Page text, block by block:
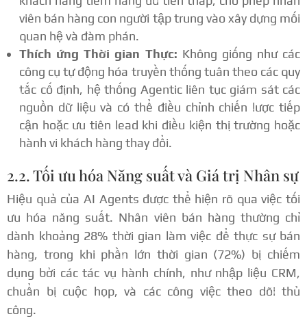
viên bán hàng con người tập trung vào xây dựng mối
quan hệ và đàm phán.
Thích ứng Thời gian Thực: Không giống như các
công cụ tự động hóa truyền thống tuân theo các quy
tắc cố định, hệ thống Agentic liên tục giám sát các
nguồn dữ liệu và có thể điều chỉnh chiến lược tiếp
cận hoặc ưu tiên lead khi điều kiện thị trường hoặc
hành vi khách hàng thay đổi.
2.2. Tối ưu hóa Năng suất và Giá trị Nhân sự
Hiệu quả của AI Agents được thể hiện rõ qua việc tối
ưu hóa năng suất. Nhân viên bán hàng thường chỉ
dành khoảng 28% thời gian làm việc để thực sự bán
hàng, trong khi phần lớn thời gian (72%) bị chiếm
dụng bởi các tác vụ hành chính, như nhập liệu CRM,
chuẩn bị cuộc họp, và các công việc theo dõi thủ
công.